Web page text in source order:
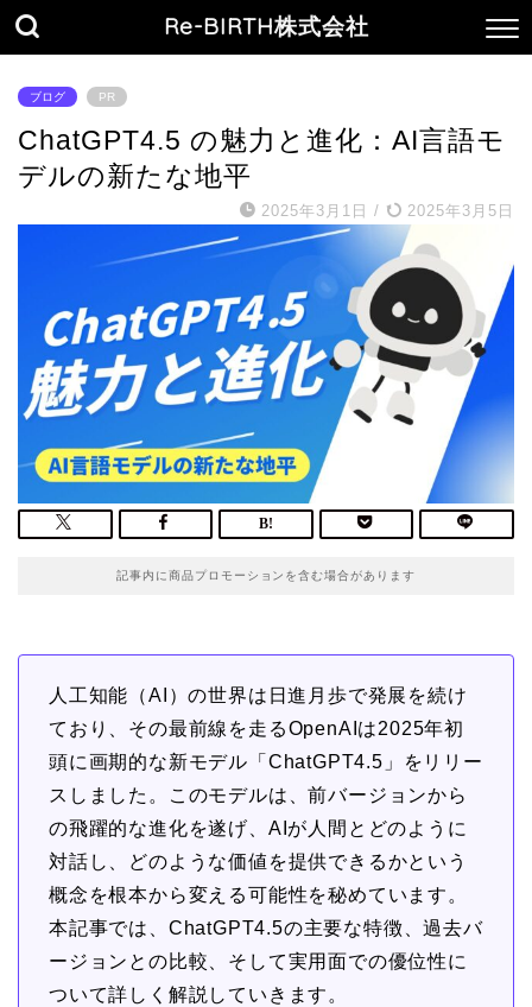
Re-BIRTH株式会社
ブログ PR
ChatGPT4.5 の魅力と進化：AI言語モ
デルの新たな地平
2025年3月1日 / 2025年3月5日
記事内に商品プロモーションを含む場合があります
人工知能（AI）の世界は日進月歩で発展を続け
ており、その最前線を走るOpenAIは2025年初
頭に画期的な新モデル「ChatGPT4.5」をリリー
スしました。このモデルは、前バージョンから
の飛躍的な進化を遂げ、AIが人間とどのように
対話し、どのような価値を提供できるかという
概念を根本から変える可能性を秘めています。
本記事では、ChatGPT4.5の主要な特徴、過去バ
ージョンとの比較、そして実用面での優位性に
ついて詳しく解説していきます。